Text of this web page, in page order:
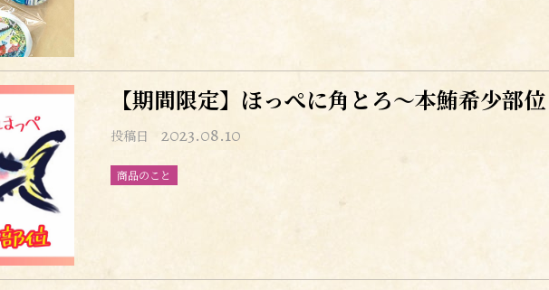
【期間限定】ほっぺに角とろ～本鮪希少部位
投稿日 2023.08.10
商品のこと